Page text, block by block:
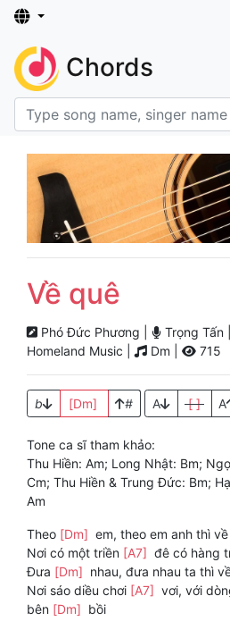
Chords
Về quê
Phó Đức Phương | Trọng Tấn |
Homeland Music |
Dm | 715
b [Dm] # A [ ] A
Tone ca sĩ tham khảo:
Thu Hiền: Am; Long Nhật: Bm;
Cm; Thu Hiền & Trung Đức: Bm;
Am
Theo [Dm] em, theo em anh thì
Nơi có một triền [A7] đê có hàng
Đưa [Dm] nhau, đưa nhau ta thì
Nơi sáo diều chơi [A7] vơi, với
bên [Dm] bồi